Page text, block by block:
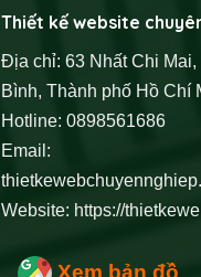
Thiết kế website
Địa chỉ: 63 Nhất Chi
Bình, Thành phố Hồ Chí
Hotline: 0898561686
Email:
Website: https://
Xem bản đồ